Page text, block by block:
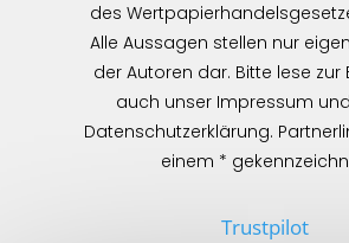
des
Alle Aussagen stellen nur
der Autoren dar. Bitte lese zur
auch unser Impressum
Datenschutzerklärung.
einem *
Trustpilot